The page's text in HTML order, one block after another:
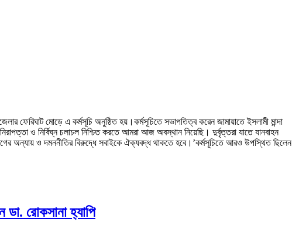
ফেরিঘাট মোড়ে এ কর্মসূচি অনুষ্ঠিত হয়।কর্মসূচিতে সভাপতিত্ব করেন জামায়াতে ইসলামী মান্দা
ও নির্বিঘ্ন চলাচল নিশ্চিত করতে আমরা আজ অবস্থান নিয়েছি। দুর্বৃত্তরা যাতে যানবাহন
অন্যায় ও দমননীতির বিরুদ্ধে সবাইকে ঐক্যবদ্ধ থাকতে হবে।’কর্মসূচিতে আরও উপস্থিত ছিলেন
ডা. রোকসানা হ্যাপি